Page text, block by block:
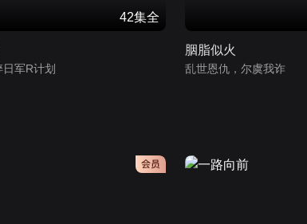
42集全
军R计划
胭脂似火
乱世恩仇，尔虞我诈
会员